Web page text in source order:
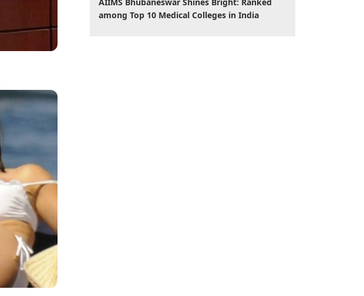
among Top 10 Medical Colleges in India